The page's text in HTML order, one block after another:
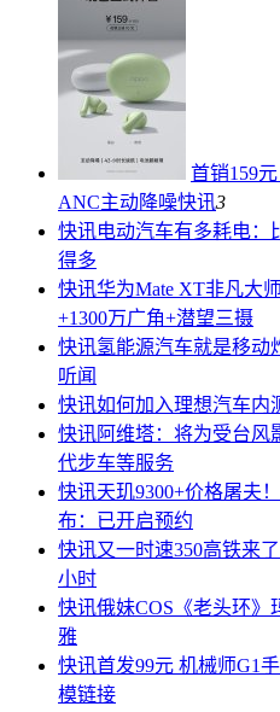
首销159元
ANC主动降噪快讯3
快讯电动汽车有多耗电：
得多
快讯华为Mate XT非凡大
+1300万广角+潜望三摄
快讯氢能源汽车就是移动
听闻
快讯如何加入理想汽车内
快讯阿维塔：将为受台风
代步车等服务
快讯天玑9300+价格屠夫
布：已开启预约
快讯又一时速350高铁来
小时
快讯俄妹COS《老头环
雅
快讯首发99元 机械师G1
模链接